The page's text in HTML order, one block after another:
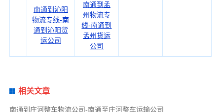
南通到沁阳
物流专线-南
通到沁阳货
运公司
南通到孟
州物流专
线-南通到
孟州货运
公司
相关文章
南通到庄河整车物流公司-南通至庄河整车运输公司